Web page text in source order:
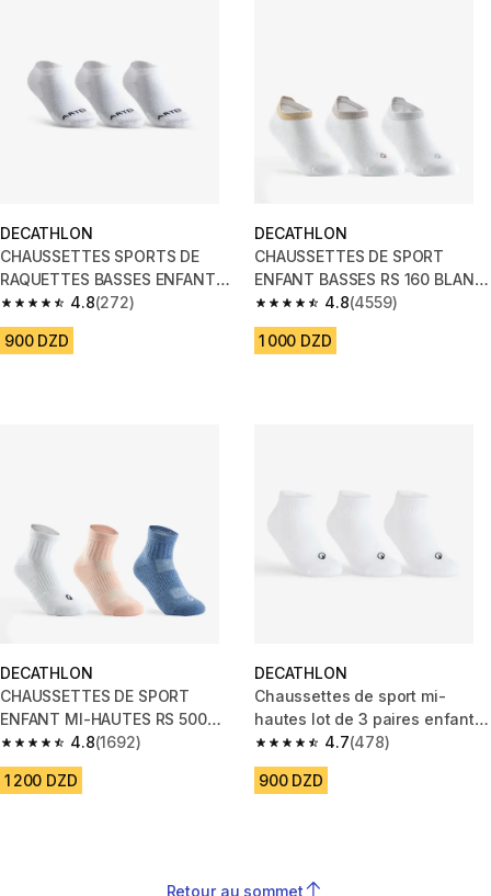
DECATHLON
CHAUSSETTES SPORTS DE
RAQUETTES BASSES ENFANT
ARTENGO RS 100 BLANC LOT
DE 3
4.8
4.8 out of 5 stars from 272 reviews
(272)
900 DZD
DECATHLON
CHAUSSETTES DE SPORT
ENFANT BASSES RS 160 BLANC
BRILLANT LOT DE 3.
4.8
4.8 out of 5 stars from 4559
(4559)
1 000 DZD
DECATHLON
CHAUSSETTES DE SPORT
ENFANT MI-HAUTES RS 500
ROS BLANC BLEU LOT DE 3
4.8
4.8 out of 5 stars from 1692 reviews
(1692)
1 200 DZD
DECATHLON
Chaussettes de sport mi-
hautes lot de 3 paires enfant,
RS 100 blanche
4.7
4.7 out of 5 stars from 478
(478)
900 DZD
Retour au sommet